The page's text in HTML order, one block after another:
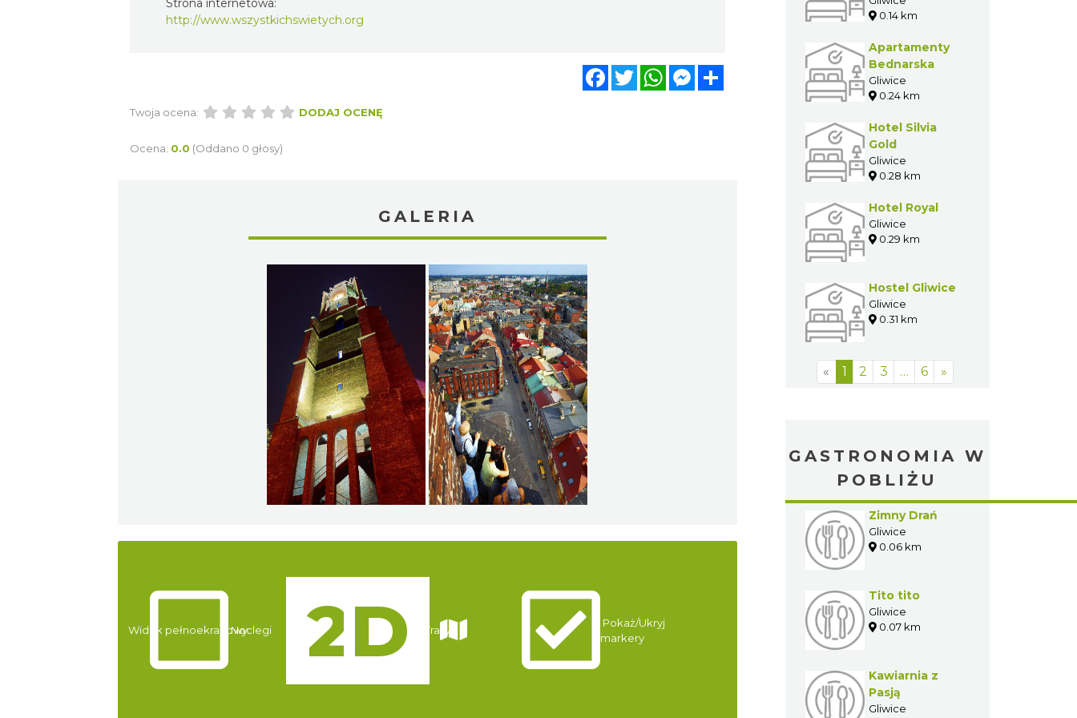
Strona internetowa:
http://www.wszystkichswietych.org
FacebookTwitterWhatsAppMessenger
Twoja ocena: DODAJ OCENĘ
Ocena: 0.0 (Oddano 0 głosy)
GALERIA
Widok pełnoekranowy:Noclegi Trasy
Pokaż/Ukryj
markery
0.14 km
Apartamenty
Bednarska
Gliwice
0.24 km
Hotel Silvia
Gold
Gliwice
0.28 km
Hotel Royal
Gliwice
0.29 km
Hostel Gliwice
Gliwice
0.31 km
« 1 2 3 … 6 »
GASTRONOMIA W
POBLIŻU
Zimny Drań
Gliwice
0.06 km
Tito tito
Gliwice
0.07 km
Kawiarnia z
Pasją
Gliwice